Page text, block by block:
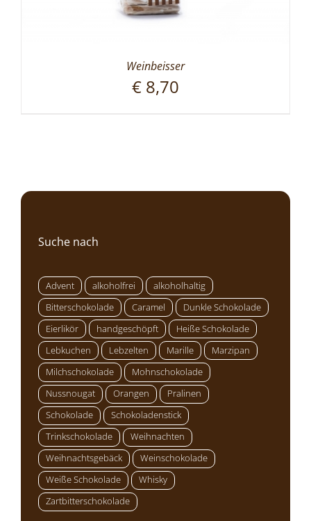
Weinbeisser
€ 8,70
Suche nach
Advent alkoholfrei
alkoholhaltig
Bitterschokolade
Caramel
Dunkle Schokolade
Eierlikör
handgeschöpft
Heiße Schokolade
Lebkuchen
Lebzelten Marille
Marzipan
Milchschokolade
Mohnschokolade
Nussnougat
Orangen
Pralinen
Schokolade
Schokoladenstick
Trinkschokolade
Weihnachten
Weihnachtsgebäck
Weinschokolade
Weiße Schokolade
Whisky
Zartbitterschokolade